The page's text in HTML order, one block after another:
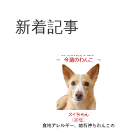
新着記事